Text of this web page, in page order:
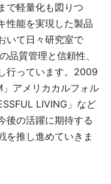
で軽量化も図りつ
性能を実現した製品
いて日々研究室で
品質管理と信頼性、
っています。 2009
」アメリカカルフォル
LIVING 」など
後の活躍に期待する
を推し進めていきま